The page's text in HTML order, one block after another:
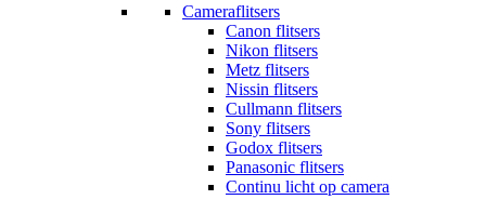
Cameraflitsers
Canon flitsers
Nikon flitsers
Metz flitsers
Nissin flitsers
Cullmann flitsers
Sony flitsers
Godox flitsers
Panasonic flitsers
Continu licht op camera